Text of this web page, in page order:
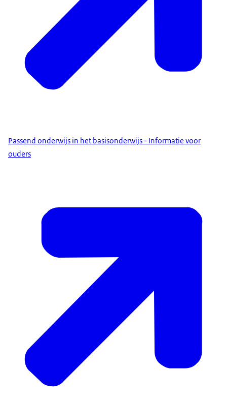
Passend onderwijs in het basisonderwijs - Informatie voor
ouders